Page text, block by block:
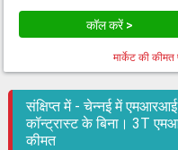
कॉल करें >
मार्केट की कीमत
संक्षिप्त में - चेन्नई में
कॉन्ट्रास्ट के बिना। 3T
कीमत